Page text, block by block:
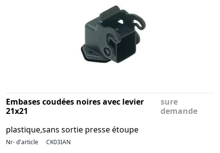
Embases coudées noires avec levier
21x21
plastique,sans sortie presse étoupe
sure
demande
Nr- d'article CK03IAN